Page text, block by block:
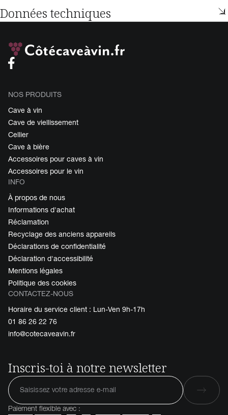
Données techniques
NOS PRODUITS
Cave à vin
Cave de viellissement
Cellier
Cave à bière
Accessoires pour caves à vin
Accessoires pour le vin
INFO
À propos de nous
Informations d'achat
Réclamation
Recyclage des anciens appareils
Déclarations de confidentialité
Déclaration d'accessibilité
Mentions légales
Politique des cookies
CONTACTEZ-NOUS
Horaire du service client : Lun-Ven 9h-17h
01 86 26 22 76
info@cotecaveavin.fr
Inscris-toi à notre newsletter
Paiement flexible avec :